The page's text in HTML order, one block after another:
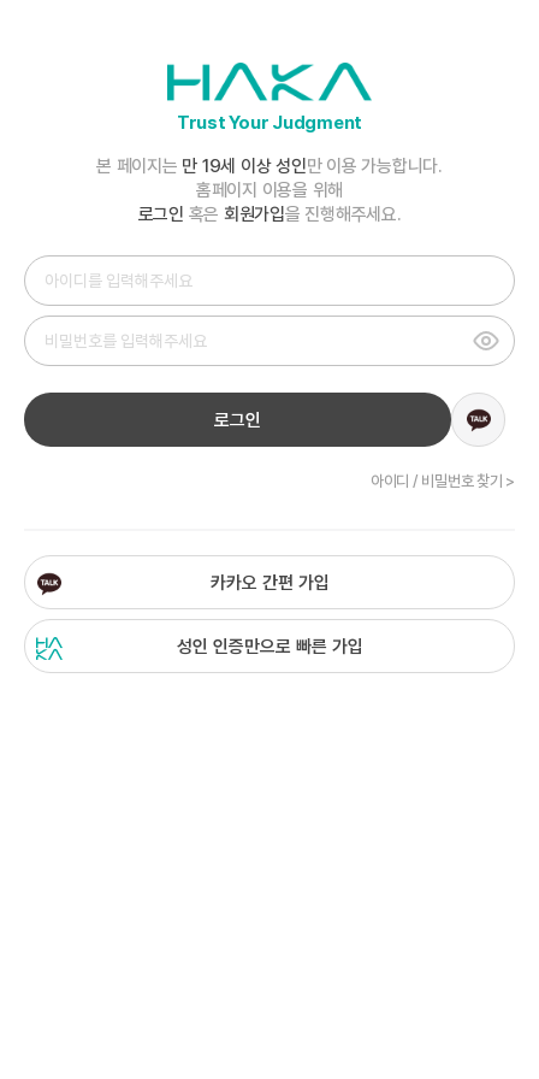
Trust Your Judgment
본 페이지는 만 19세 이상 성인만 이용 가능합니다.
홈페이지 이용을 위해
로그인 혹은 회원가입을 진행해주세요.
로그인
아이디 / 비밀번호 찾기 >
카카오 간편 가입
성인 인증만으로 빠른 가입